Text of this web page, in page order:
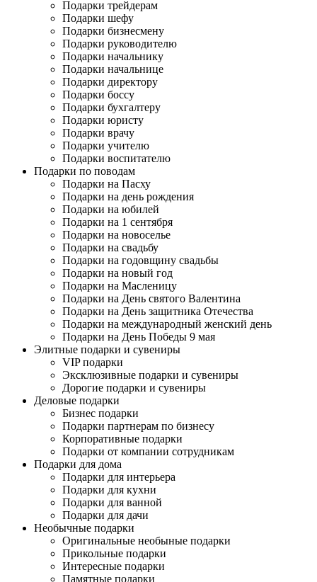
Подарки трейдерам
Подарки шефу
Подарки бизнесмену
Подарки руководителю
Подарки начальнику
Подарки начальнице
Подарки директору
Подарки боссу
Подарки бухгалтеру
Подарки юристу
Подарки врачу
Подарки учителю
Подарки воспитателю
Подарки по поводам
Подарки на Пасху
Подарки на день рождения
Подарки на юбилей
Подарки на 1 сентября
Подарки на новоселье
Подарки на свадьбу
Подарки на годовщину свадьбы
Подарки на новый год
Подарки на Масленицу
Подарки на День святого Валентина
Подарки на День защитника Отечества
Подарки на международный женский день
Подарки на День Победы 9 мая
Элитные подарки и сувениры
VIP подарки
Эксклюзивные подарки и сувениры
Дорогие подарки и сувениры
Деловые подарки
Бизнес подарки
Подарки партнерам по бизнесу
Корпоративные подарки
Подарки от компании сотрудникам
Подарки для дома
Подарки для интерьера
Подарки для кухни
Подарки для ванной
Подарки для дачи
Необычные подарки
Оригинальные необыные подарки
Прикольные подарки
Интересные подарки
Памятные подарки